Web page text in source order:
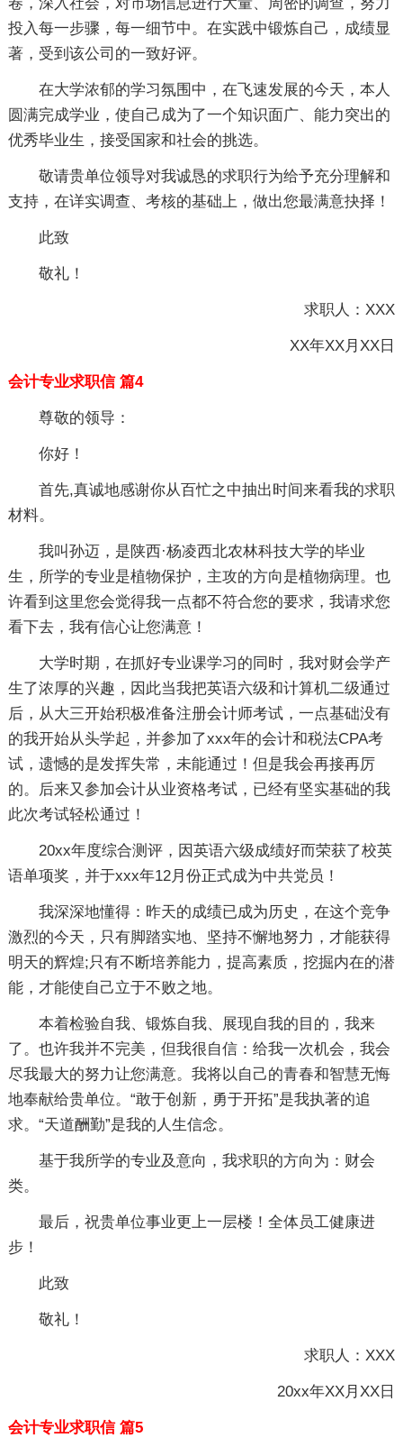
投入每一步骤，每一细节中。在实践中锻炼自己，成绩显
著，受到该公司的一致好评。
在大学浓郁的学习氛围中，在飞速发展的今天，本人
圆满完成学业，使自己成为了一个知识面广、能力突出的
优秀毕业生，接受国家和社会的挑选。
敬请贵单位领导对我诚恳的求职行为给予充分理解和
支持，在详实调查、考核的基础上，做出您最满意抉择！
此致
敬礼！
求职人：XXX
XX年XX月XX日
会计专业求职信 篇4
尊敬的领导：
你好！
首先,真诚地感谢你从百忙之中抽出时间来看我的求职
材料。
我叫孙迈，是陕西·杨凌西北农林科技大学的毕业
生，所学的专业是植物保护，主攻的方向是植物病理。也
许看到这里您会觉得我一点都不符合您的要求，我请求您
看下去，我有信心让您满意！
大学时期，在抓好专业课学习的同时，我对财会学产
生了浓厚的兴趣，因此当我把英语六级和计算机二级通过
后，从大三开始积极准备注册会计师考试，一点基础没有
的我开始从头学起，并参加了xxx年的会计和税法CPA考
试，遗憾的是发挥失常，未能通过！但是我会再接再厉
的。后来又参加会计从业资格考试，已经有坚实基础的我
此次考试轻松通过！
20xx年度综合测评，因英语六级成绩好而荣获了校英
语单项奖，并于xxx年12月份正式成为中共党员！
我深深地懂得：昨天的成绩已成为历史，在这个竞争
激烈的今天，只有脚踏实地、坚持不懈地努力，才能获得
明天的辉煌;只有不断培养能力，提高素质，挖掘内在的潜
能，才能使自己立于不败之地。
本着检验自我、锻炼自我、展现自我的目的，我来
了。也许我并不完美，但我很自信：给我一次机会，我会
尽我最大的努力让您满意。我将以自己的青春和智慧无悔
地奉献给贵单位。“敢于创新，勇于开拓”是我执著的追
求。“天道酬勤”是我的人生信念。
基于我所学的专业及意向，我求职的方向为：财会
类。
最后，祝贵单位事业更上一层楼！全体员工健康进
步！
此致
敬礼！
求职人：XXX
20xx年XX月XX日
会计专业求职信 篇5